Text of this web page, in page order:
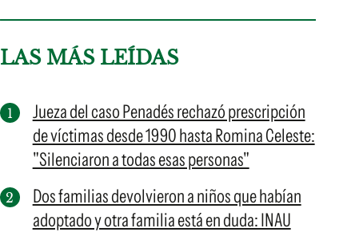
LAS MÁS LEÍDAS
Jueza del caso Penadés rechazó prescripción
de víctimas desde 1990 hasta Romina Celeste:
"Silenciaron a todas esas personas"
Dos familias devolvieron a niños que habían
adoptado y otra familia está en duda: INAU